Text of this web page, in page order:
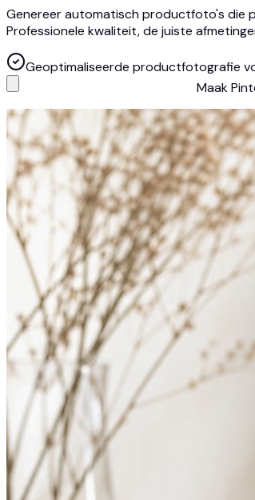
Genereer automatisch productfoto's die
Professionele kwaliteit, de juiste
Geoptimaliseerde productfotografie
Maak